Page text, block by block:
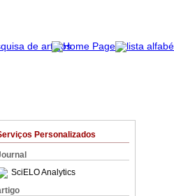
Personalizados
SciELO Analytics